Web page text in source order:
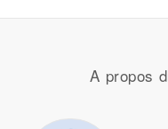
A propos